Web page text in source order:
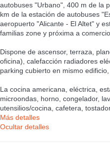
autobuses "Urbano", 400 m de la
km de la estación de autobuses
aeropuerto "Alicante - El Altet" y
familias zone y próxima a
Dispone de ascensor, terraza,
oficina), calefacción radiadores
parking cubierto en mismo edificio,
La cocina americana, eléctrica,
microondas, horno, congelador,
utensilios/cocina, cafetera,
Más detalles
Ocultar detalles